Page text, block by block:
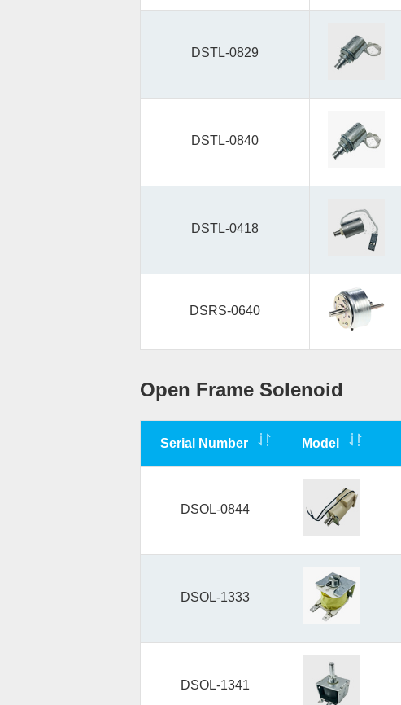
DSTL-0829
DSTL-0840
DSTL-0418
DSRS-0640
Open Frame Solenoid
Serial Number Model
DSOL-0844
DSOL-1333
DSOL-1341